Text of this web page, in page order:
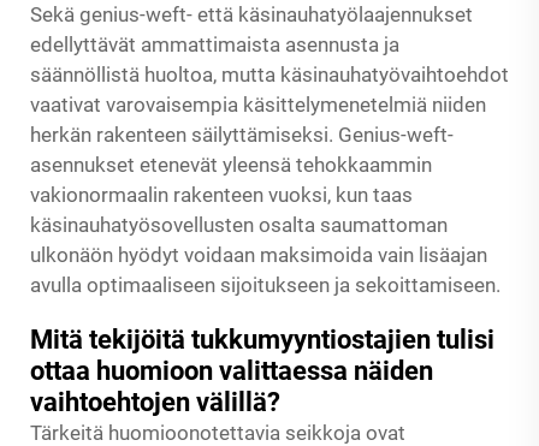
Sekä genius-weft- että käsinauhatyölaajennukset
edellyttävät ammattimaista asennusta ja
säännöllistä huoltoa, mutta käsinauhatyövaihtoehdot
vaativat varovaisempia käsittelymenetelmiä niiden
herkän rakenteen säilyttämiseksi. Genius-weft-
asennukset etenevät yleensä tehokkaammin
vakionormaalin rakenteen vuoksi, kun taas
käsinauhatyösovellusten osalta saumattoman
ulkonäön hyödyt voidaan maksimoida vain lisäajan
avulla optimaaliseen sijoitukseen ja sekoittamiseen.
Mitä tekijöitä tukkumyyntiostajien tulisi
ottaa huomioon valittaessa näiden
vaihtoehtojen välillä?
Tärkeitä huomioonotettavia seikkoja ovat